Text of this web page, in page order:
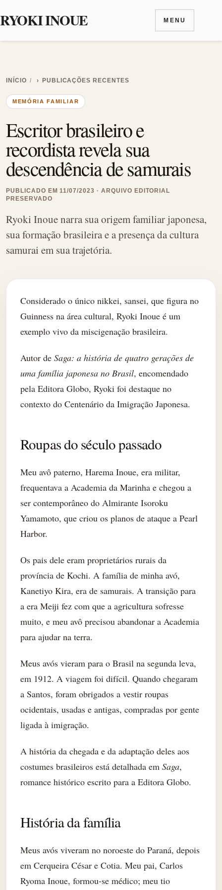
RYOKI INOUE MENU
INÍCIO › PUBLICAÇÕES RECENTES
MEMÓRIA FAMILIAR
Escritor brasileiro e
recordista revela sua
descendência de samurais
PUBLICADO EM 11/07/2023 · ARQUIVO EDITORIAL
PRESERVADO
Ryoki Inoue narra sua origem familiar japonesa,
sua formação brasileira e a presença da cultura
samurai em sua trajetória.
Considerado o único nikkei, sansei, que figura no
Guinness na área cultural, Ryoki Inoue é um
exemplo vivo da miscigenação brasileira.
Autor de Saga: a história de quatro gerações de
uma família japonesa no Brasil, encomendado
pela Editora Globo, Ryoki foi destaque no
contexto do Centenário da Imigração Japonesa.
Roupas do século passado
Meu avô paterno, Harema Inoue, era militar,
frequentava a Academia da Marinha e chegou a
ser contemporâneo do Almirante Isoroku
Yamamoto, que criou os planos de ataque a Pearl
Harbor.
Os pais dele eram proprietários rurais da
província de Kochi. A família de minha avó,
Kanetiyo Kira, era de samurais. A transição para
a era Meiji fez com que a agricultura sofresse
muito, e meu avô precisou abandonar a Academia
para ajudar na terra.
Meus avós vieram para o Brasil na segunda leva,
em 1912. A viagem foi difícil. Quando chegaram
a Santos, foram obrigados a vestir roupas
ocidentais, usadas e antigas, compradas por gente
ligada à imigração.
A história da chegada e da adaptação deles aos
costumes brasileiros está detalhada em Saga,
romance histórico escrito para a Editora Globo.
História da família
Meus avós viveram no noroeste do Paraná, depois
em Cerqueira César e Cotia. Meu pai, Carlos
Ryoma Inoue, formou-se médico; meu tio